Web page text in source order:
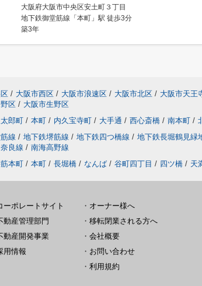
大阪府大阪市中央区安土町３丁目
地下鉄御堂筋線「本町」駅 徒歩3分
築3年
/ 大阪市西区 / 大阪市浪速区 / 大阪市北区 / 大阪市天王
区 / 大阪市生野区
郎町 / 本町 / 内久宝寺町 / 大手通 / 西心斎橋 / 南本町 /
線 / 地下鉄堺筋線 / 地下鉄四つ橋線 / 地下鉄長堀鶴見緑
良線 / 南海高野線
本町 / 本町 / 長堀橋 / なんば / 谷町四丁目 / 四ツ橋 / 天
ーポレートサイト
動産管理部門
動産開発事業
用情報
・ オーナー様へ
・ 移転閉業される方へ
・ 会社概要
・ お問い合わせ
・ 利用規約